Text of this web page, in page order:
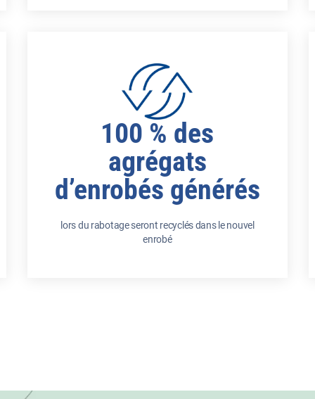
100 % des
agrégats
d’enrobés générés
lors du rabotage seront recyclés dans le nouvel
enrobé